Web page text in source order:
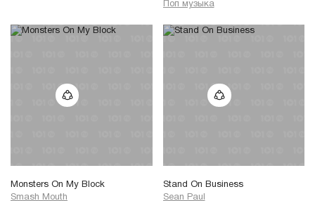
Поп музыка
Monsters On My Block
Smash Mouth
Stand On Business
Sean Paul